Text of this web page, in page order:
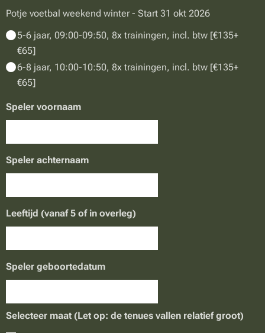
Potje voetbal weekend winter - Start 31 okt 2026
5-6 jaar, 09:00-09:50, 8x trainingen, incl. btw [€135+
€65]
6-8 jaar, 10:00-10:50, 8x trainingen, incl. btw [€135+
€65]
Speler voornaam
Speler achternaam
Leeftijd (vanaf 5 of in overleg)
Speler geboortedatum
Selecteer maat (Let op: de tenues vallen relatief groot)